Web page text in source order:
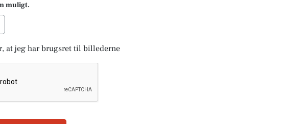
muligt.
at jeg har brugsret til billederne